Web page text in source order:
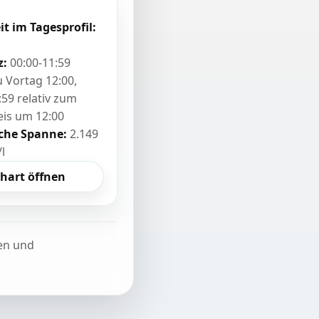
im Tagesprofil:
00:00-11:59
Vortag 12:00,
relativ zum
um 12:00
Spanne: 2.149
öffnen
und